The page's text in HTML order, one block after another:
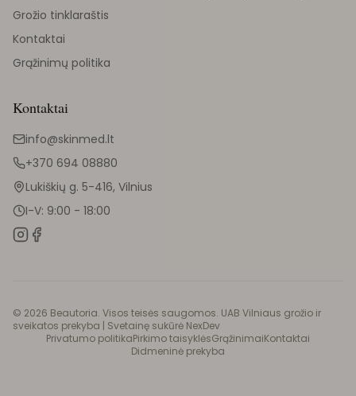
Grožio tinklaraštis
Kontaktai
Grąžinimų politika
Kontaktai
info@skinmed.lt
+370 694 08880
Lukiškių g. 5-416, Vilnius
I-V: 9:00 - 18:00
© 2026 Beautoria. Visos teisės saugomos. UAB Vilniaus grožio ir
sveikatos prekyba | Svetainę sukūrė NexDev
Privatumo politikaPirkimo taisyklėsGrąžinimaiKontaktai
Didmeninė prekyba